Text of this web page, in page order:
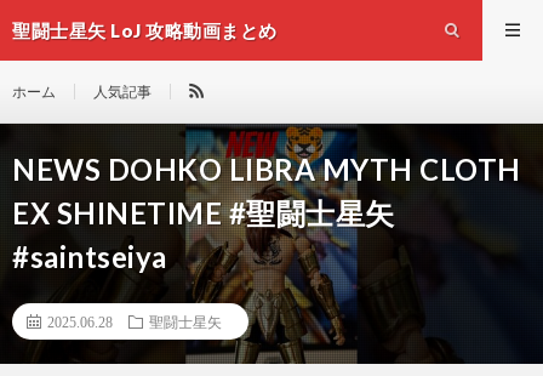
聖闘士星矢 LoJ 攻略動画まとめ
ホーム 人気記事
NEWS DOHKO LIBRA MYTH CLOTH
EX SHINETIME #聖闘士星矢
#saintseiya
2025.06.28 聖闘士星矢